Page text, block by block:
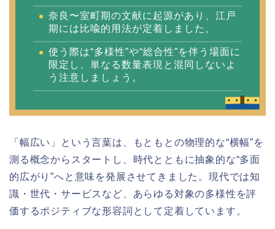
奈良〜室町期の文献に起源があり、江戸
期には比喩的用法が定着しました。
使う際は“多様性”や“総合性”を伴う場面に
限定し、単なる数量表現と混同しないよ
う注意しましょう。
「幅広い」という言葉は、もともとの物理的な“横幅”を
測る概念からスタートし、時代とともに抽象的な“多面
的広がり”へと意味を発展させてきました。現代では知
識・世代・サービスなど、あらゆる対象の多様性を評
価するポジティブな形容詞として定着しています。